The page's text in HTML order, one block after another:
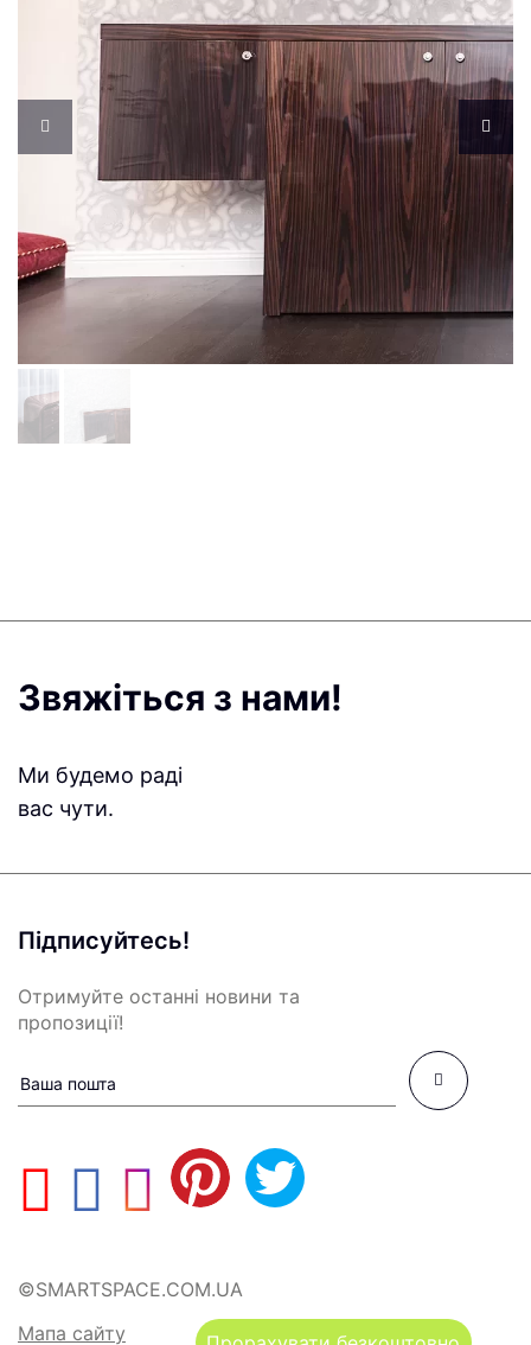
Звяжіться з нами!
Ми будемо раді
вас чути.
Підписуйтесь!
Отримуйте останні новини та
пропозиції!
©SMARTSPACE.COM.UA
Мапа сайту